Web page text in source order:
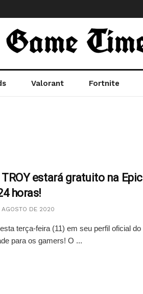
Valorant Fortnite
estará gratuito na Epic
horas!
AGOSTO DE 2020
terça-feira (11) em seu perfil oficial do
para os gamers! O ...